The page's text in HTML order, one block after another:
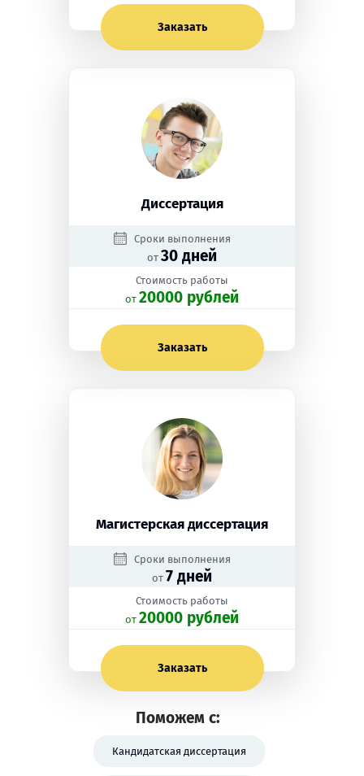
Заказать
Диссертация
Сроки выполнения
от 30 дней
Стоимость работы
oт 20000 рублей
Заказать
Магистерская диссертация
Сроки выполнения
от 7 дней
Стоимость работы
oт 20000 рублей
Заказать
Поможем с:
Кандидатская диссертация